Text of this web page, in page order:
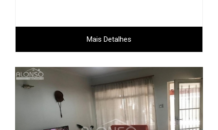
Mais Detalhes